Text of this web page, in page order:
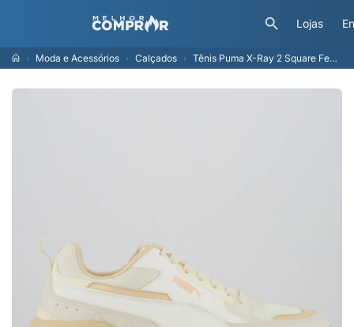
Lojas
Moda e Acessórios Calçados Tênis Puma X-Ray 2 Square Feminino Off White